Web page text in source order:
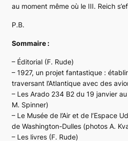
au moment même où le III. Reich
P.B.
Sommaire :
– Éditorial (F. Rude)
– 1927, un projet fantastique :
traversant l’Atlantique avec des
– Les Arado 234 B2 du 19 janvier
M. Spinner)
– Le Musée de l’Air et de l’Espace
de Washington-Dulles (photos A.
– Les livres (F. Rude)